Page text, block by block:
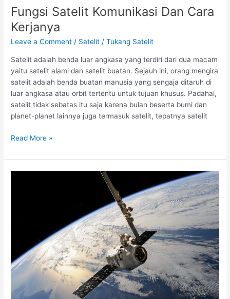
Fungsi Satelit Komunikasi Dan Cara
Kerjanya
Leave a Comment / Satelit /Tukang Satelit
Satelit adalah benda luar angkasa yang terdiri dari dua macam
yaitu satelit alami dan satelit buatan. Sejauh ini, orang mengira
satelit adalah benda buatan manusia yang sengaja ditaruh di
luar angkasa atau orbit tertentu untuk tujuan khusus. Padahal,
satelit tidak sebatas itu saja karena bulan beserta bumi dan
planet-planet lainnya juga termasuk satelit, tepatnya satelit
Read More »
Kelebihannya